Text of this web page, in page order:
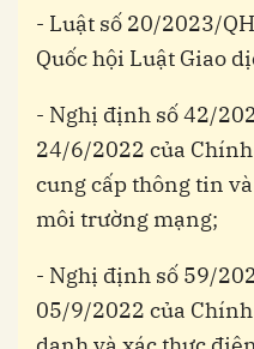
- Luật số 20/2023/
Quốc hội Luật Giao
- Nghị định số 42/
24/6/2022 của
cung cấp thông tin
môi trường mạng;
- Nghị định số 59/
05/9/2022 của